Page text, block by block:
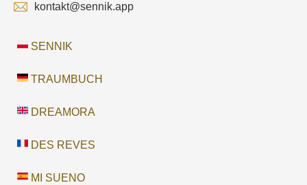
kontakt@sennik.app
SENNIK
TRAUMBUCH
DREAMORA
DES REVES
MI SUENO